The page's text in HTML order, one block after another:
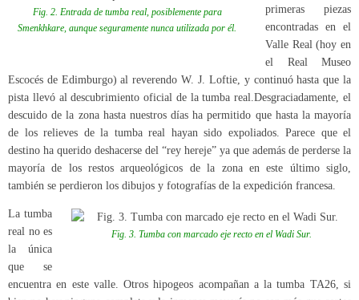
Fig. 2. Entrada de tumba real, posiblemente para
Smenkhkare, aunque seguramente nunca utilizada por él.
primeras piezas
encontradas en el
Valle Real (hoy en
el Real Museo
Escocés de Edimburgo) al reverendo W. J. Loftie, y continuó hasta que la
pista llevó al descubrimiento oficial de la tumba real.Desgraciadamente, el
descuido de la zona hasta nuestros días ha permitido que hasta la mayoría
de los relieves de la tumba real hayan sido expoliados. Parece que el
destino ha querido deshacerse del “rey hereje” ya que además de perderse la
mayoría de los restos arqueológicos de la zona en este último siglo,
también se perdieron los dibujos y fotografías de la expedición francesa.
Fig. 3. Tumba con marcado eje recto en el Wadi Sur.
La tumba
real no es
la única
que se
encuentra en este valle. Otros hipogeos acompañan a la tumba TA26, si